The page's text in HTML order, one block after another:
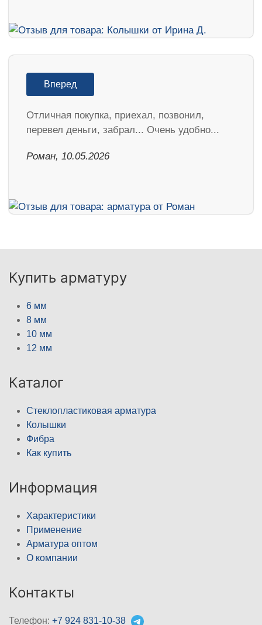
Вперед
Отличная покупка, приехал, позвонил,
перевел деньги, забрал... Очень удобно...
Роман, 10.05.2026
Купить арматуру
6 мм
8 мм
10 мм
12 мм
Каталог
Стеклопластиковая арматура
Колышки
Фибра
Как купить
Информация
Характеристики
Применение
Арматура оптом
О компании
Контакты
Телефон: +7 924 831-10-38